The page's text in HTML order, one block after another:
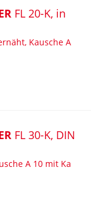
FL 20-K, in
Kausche A
FL 30-K, DIN
A 10 mit Ka